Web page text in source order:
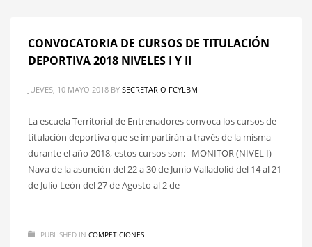
CONVOCATORIA DE CURSOS DE TITULACIÓN
DEPORTIVA 2018 NIVELES I Y II
JUEVES, 10 MAYO 2018 BY SECRETARIO FCYLBM
La escuela Territorial de Entrenadores convoca los cursos de
titulación deportiva que se impartirán a través de la misma
durante el año 2018, estos cursos son: MONITOR (NIVEL I)
Nava de la asunción del 22 a 30 de Junio Valladolid del 14 al 21
de Julio León del 27 de Agosto al 2 de
PUBLISHED IN COMPETICIONES